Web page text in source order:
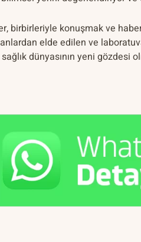
birbirleriyle konuşmak ve
elde edilen ve
dünyasının yeni gözdesi